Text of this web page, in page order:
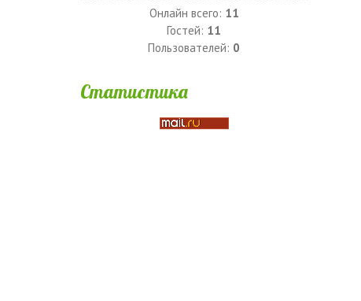
Онлайн всего: 11
Гостей: 11
Пользователей: 0
Статистика